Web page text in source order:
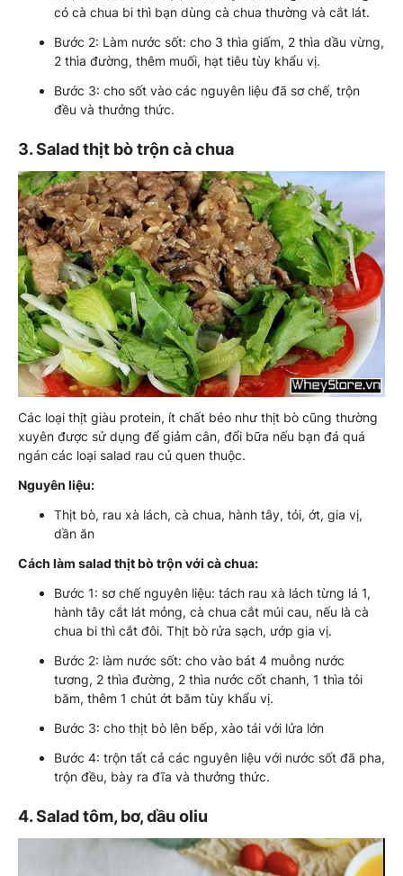
có cà chua bi thì bạn dùng cà chua thường và cắt lát.
Bước 2: Làm nước sốt: cho 3 thìa giấm, 2 thìa dầu vừng,
2 thìa đường, thêm muối, hạt tiêu tùy khẩu vị.
Bước 3: cho sốt vào các nguyên liệu đã sơ chế, trộn
đều và thưởng thức.
3. Salad thịt bò trộn cà chua
Các loại thịt giàu protein, ít chất béo như thịt bò cũng thường
xuyên được sử dụng để giảm cân, đổi bữa nếu bạn đá quá
ngán các loại salad rau củ quen thuộc.
Nguyên liệu:
Thịt bò, rau xà lách, cà chua, hành tây, tỏi, ớt, gia vị,
dần ăn
Cách làm salad thịt bò trộn với cà chua:
Bước 1: sơ chế nguyên liệu: tách rau xà lách từng lá 1,
hành tây cắt lát mỏng, cà chua cắt múi cau, nếu là cà
chua bi thì cắt đôi. Thịt bò rửa sạch, ướp gia vị.
Bước 2: làm nước sốt: cho vào bát 4 muỗng nước
tương, 2 thìa đường, 2 thìa nước cốt chanh, 1 thìa tỏi
băm, thêm 1 chút ớt băm tùy khẩu vị.
Bước 3: cho thịt bò lên bếp, xào tái với lửa lớn
Bước 4: trộn tất cả các nguyên liệu với nước sốt đã pha,
trộn đều, bày ra đĩa và thưởng thức.
4. Salad tôm, bơ, dầu oliu